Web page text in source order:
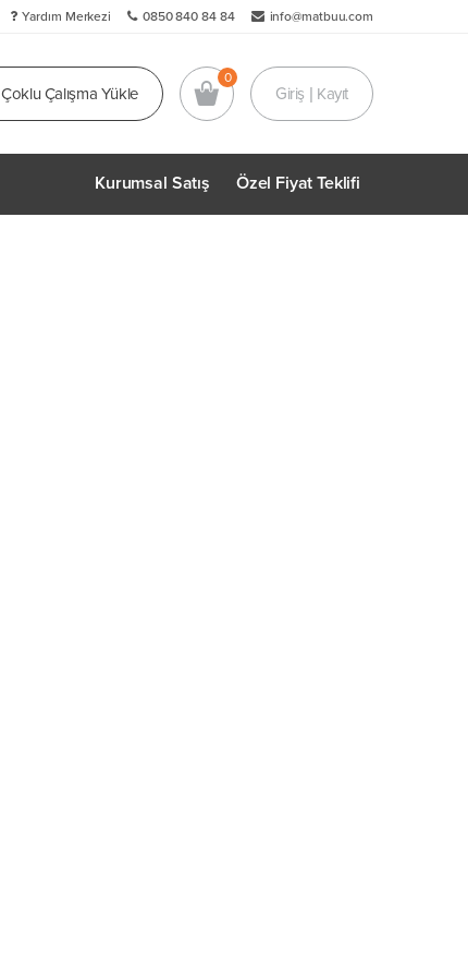
info@matbuu.com
0850 840 84 84
Yardım Merkezi
Çoklu Çalışma Yükle Giriş | Kayıt
Kurumsal Satış Özel Fiyat Teklifi